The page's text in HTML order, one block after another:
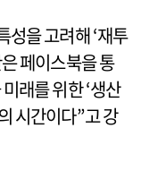
성을 고려해 ‘재투
페이스북을 통
래를 위한 ‘생산
시간이다”고 강